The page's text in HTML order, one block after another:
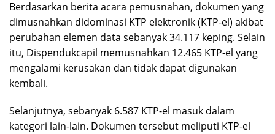
Berdasarkan berita acara pemusnahan, dokumen yang
dimusnahkan didominasi KTP elektronik (KTP-el) akibat
perubahan elemen data sebanyak 34.117 keping. Selain
itu, Dispendukcapil memusnahkan 12.465 KTP-el yang
mengalami kerusakan dan tidak dapat digunakan
kembali.
Selanjutnya, sebanyak 6.587 KTP-el masuk dalam
kategori lain-lain. Dokumen tersebut meliputi KTP-el